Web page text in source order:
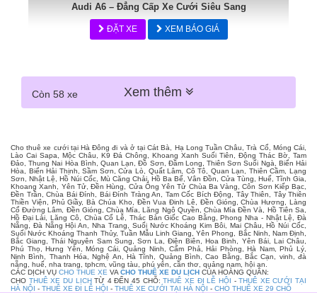
Audi A6 – Đẳng Cấp Xe Cưới Siêu Sang
ĐẶT XE XEM BÁO GIÁ
Còn 58 xe Xem thêm
Cho thuê xe cưới tại Hà Đông đi và ở tại Cát Bà, Hạ Long Tuần Châu, Trà Cổ, Móng Cái,
Lào Cai Sapa, Mộc Châu, K9 Đá Chông, Khoang Xanh Suối Tiên, Động Thác Bờ, Tam
Đảo, Thung Nai Hòa Bình, Quan Lạn, Đồ Sơn, Đầm Long, Thiên Sơn Suối Ngà, Biển Hải
Hòa, Biển Hải Thịnh, Sầm Sơn, Cửa Lò, Quất Lâm, Cô Tô, Quan Lạn, Thiên Cầm, Lạng
Sơn, Nhật Lệ, Hồ Núi Cốc, Mù Căng Chải, Hồ Ba Bể, Vân Đồn, Cửa Tùng, Huế, Tĩnh Gia,
Khoang Xanh, Yên Tử, Đền Hùng, Cửa Ông Yên Tử Chùa Ba Vàng, Côn Sơn Kiếp Bạc,
Đền Trần, Chùa Bái Đính, Bái Đính Tràng An, Tam Cốc Bích Động, Tây Thiên, Tây Thiên
Thiền Viện, Phủ Giầy, Bà Chúa Kho, Đền Vua Đinh Lê, Đền Gióng, Chùa Hương, Làng
Cổ Đường Lâm, Đền Gióng, Chùa Mía, Lăng Ngô Quyền, Chùa Mía Đền Và, Hồ Tiên Sa,
Hồ Đại Lải, Lăng Cô, Chùa Cổ Lễ, Thác Bản Giốc Cao Bằng, Phong Nha - Nhật Lệ, Đà
Nẵng, Đà Nẵng Hội An, Nha Trang, Suối Nước Khoáng Kim Bôi, Mai Châu, Hồ Núi Cốc,
Suối Nước Khoáng Thanh Thủy, Tuần Mẫu Linh Giang, Yên Phong, Bắc Ninh, Nam Định,
Bắc Giang, Thái Nguyên Sam Sung, Sơn La, Điện Biên, Hoa Binh, Yên Bái, Lai Châu,
Phú Thọ, Hưng Yên, Móng Cái, Quảng Ninh, Cẩm Phả, Hải Phòng, Hà Nam, Phủ Lý,
Ninh Bình, Thanh Hóa, Nghệ An, Hà Tĩnh, Quảng Bình, Cao Bằng, Bắc Cạn, vinh, đà
nẵng, huế, nha trang, tphcm, vũng tàu, phú yên, cần thơ, quảng nam, hội an.
CÁC DỊCH VỤ CHO THUE XE VA CHO THUÊ XE DU LỊCH CỦA HOÀNG QUÂN:
CHO THUÊ XE DU LỊCHTỪ 4 ĐẾN 45 CHỖ:THUÊ XE ĐI LỄ HỘI -THUÊ XE CƯỚI TẠI
HÀ NỘI - THUÊ XE ĐI LỄ HỘI - THUÊ XE CƯỚI TẠI HÀ NỘI - CHO THUÊ XE 29 CHỖ